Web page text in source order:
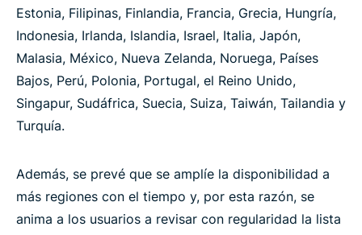
Estonia, Filipinas, Finlandia, Francia, Grecia, Hungría,
Indonesia, Irlanda, Islandia, Israel, Italia, Japón,
Malasia, México, Nueva Zelanda, Noruega, Países
Bajos, Perú, Polonia, Portugal, el Reino Unido,
Singapur, Sudáfrica, Suecia, Suiza, Taiwán, Tailandia y
Turquía.
Además, se prevé que se amplíe la disponibilidad a
más regiones con el tiempo y, por esta razón, se
anima a los usuarios a revisar con regularidad la lista